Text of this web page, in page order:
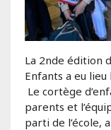
La 2nde édition
Enfants a eu
Le cortège
parents et
parti de l’école,